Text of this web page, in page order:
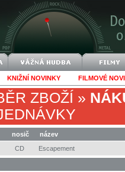
KNIŽNÍ NOVINKY FILMOVÉ
ZBOŽÍ »
nosič
název
CD
Escapement